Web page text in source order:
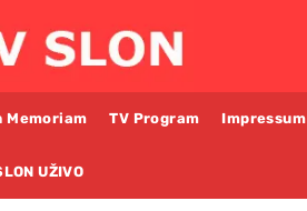
Memoriam TV Program Impressum
UŽIVO